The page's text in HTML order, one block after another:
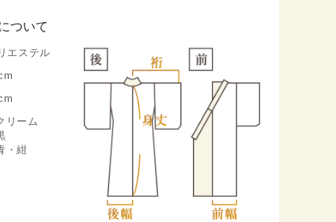
ついて
エステル
リーム
・紺